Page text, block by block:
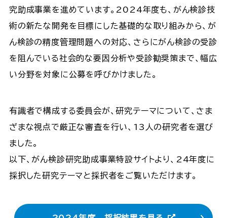
究助成事業を進めています。2024年度も、がん検診技
術の新たな開発を目標にした基礎的な取り組みから、が
ん検診の精度管理問題への対応、さらにがん検診の受診
を阻んでいる社会的な要因分析や受診勧奨策まで、幅広
い分野を対象に公募を呼びかけました。​
有識者で構成する委員会が、研究テーマについて、さま
ざまな視点で厳正な審査を行い、13人の研究者を選び
ました。​​
以下、がん検診研究助成事業特設サイトより、24年度に
採択した研究テーマと採択者をご覧いただけます。